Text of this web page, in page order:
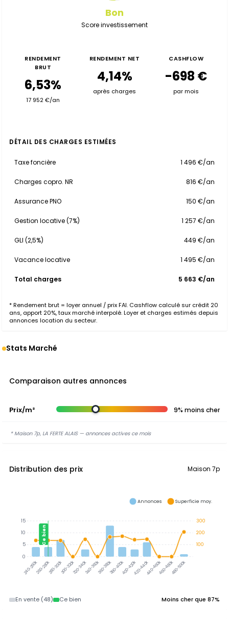
Bon
Score investissement
RENDEMENT
BRUT
6,53%
17 952 €/an
RENDEMENT NET
4,14%
après charges
CASHFLOW
-698 €
par mois
DÉTAIL DES CHARGES ESTIMÉES
Taxe foncière 1 496 €/an
Charges copro. NR 816 €/an
Assurance PNO 150 €/an
Gestion locative (7%) 1 257 €/an
GLI (2,5%) 449 €/an
Vacance locative 1 495 €/an
Total charges 5 663 €/an
* Rendement brut = loyer annuel / prix FAI. Cashflow calculé sur crédit 20
ans, apport 20%, taux marché interpolé. Loyer et charges estimés depuis
annonces location du secteur.
Stats Marché
Comparaison autres annonces
Prix/m² 9% moins cher
* Maison 7p, LA FERTE ALAIS — annonces actives ce mois
Distribution des prix Maison 7p
240-260k260-280k280-300k300-320k320-340k340-360k360-380k380-400k400-420k420-440k440-460k460-480k480-500k
Ce bien
300
200
100
15
10
5
0
Annonces Superficie moy.
En vente (48) Ce bien Moins cher que 87%